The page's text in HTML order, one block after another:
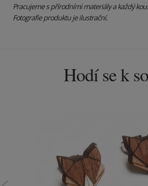
Pracujeme s přírodními materiály a každý
Fotografie produktu je ilustrační.
Hodí se k